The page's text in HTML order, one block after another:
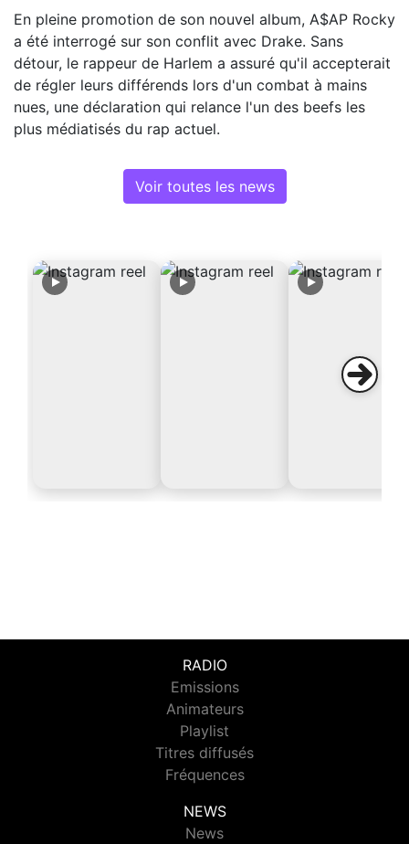
En pleine promotion de son nouvel album, A$AP Rocky
a été interrogé sur son conflit avec Drake. Sans
détour, le rappeur de Harlem a assuré qu'il accepterait
de régler leurs différends lors d'un combat à mains
nues, une déclaration qui relance l'un des beefs les
plus médiatisés du rap actuel.
Voir toutes les news
RADIO
Emissions
Animateurs
Playlist
Titres diffusés
Fréquences
NEWS
News